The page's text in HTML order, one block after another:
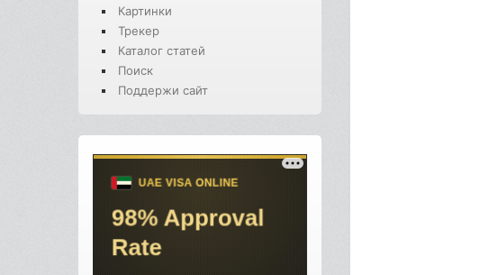
Картинки
Трекер
Каталог статей
Поиск
Поддержи сайт